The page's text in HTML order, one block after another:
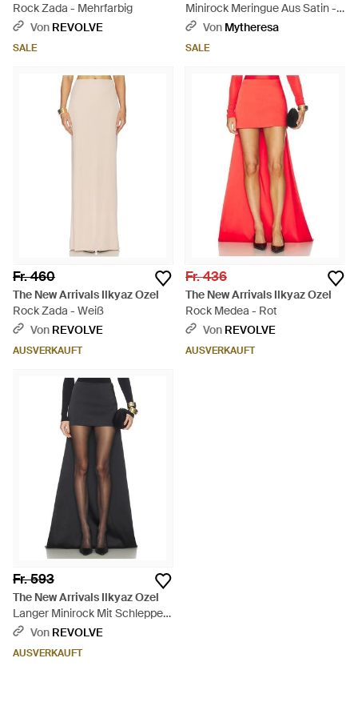
Rock Zada - Mehrfarbig
Von REVOLVE
SALE
Minirock Meringue Aus Satin -
WeißVon Mytheresa
SALE
Fr. 460
The New Arrivals Ilkyaz Ozel
Rock Zada - Weiß
Von REVOLVE
AUSVERKAUFT
Fr. 436
The New Arrivals Ilkyaz Ozel
Rock Medea - Rot
Von REVOLVE
AUSVERKAUFT
Fr. 593
The New Arrivals Ilkyaz Ozel
Langer Minirock Mit Schleppe
Medea - Schwarz
Von REVOLVE
AUSVERKAUFT